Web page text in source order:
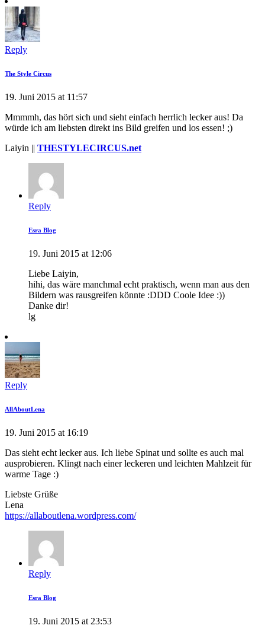
Reply
The Style Circus
19. Juni 2015 at 11:57
Mmmmh, das hört sich und sieht einfach herrlich lecker aus! Da
würde ich am liebsten direkt ins Bild greifen und los essen! ;)
Laiyin || THESTYLECIRCUS.net
Reply
Esra Blog
19. Juni 2015 at 12:06
Liebe Laiyin,
hihi, das wäre manchmal echt praktisch, wenn man aus den
Bildern was rausgreifen könnte :DDD Coole Idee :))
Danke dir!
lg
Reply
AllAboutLena
19. Juni 2015 at 16:19
Das sieht echt lecker aus. Ich liebe Spinat und sollte es auch mal
ausprobieren. Klingt nach einer leckeren und leichten Mahlzeit für
warme Tage :)
Liebste Grüße
Lena
https://allaboutlena.wordpress.com/
Reply
Esra Blog
19. Juni 2015 at 23:53